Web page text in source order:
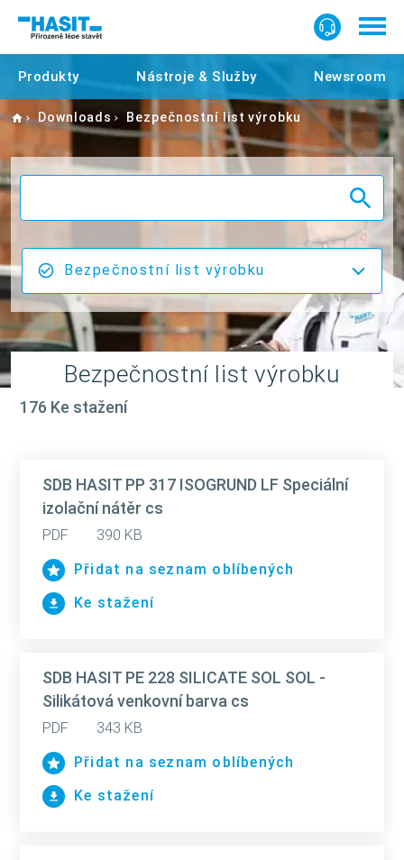
Produkty Nástroje & Služby Newsroom
Home
Downloads Bezpečnostní list výrobku
Bezpečnostní list výrobku
Bezpečnostní list výrobku
176 Ke stažení
SDB HASIT PP 317 ISOGRUND LF Speciální
izolační nátěr cs
PDF
390 KB
Přidat na seznam oblíbených
Ke stažení
SDB HASIT PE 228 SILICATE SOL SOL -
Silikátová venkovní barva cs
PDF
343 KB
Přidat na seznam oblíbených
Ke stažení